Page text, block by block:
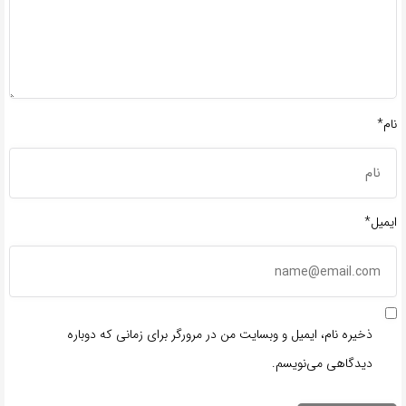
نام*
ایمیل*
ذخیره نام، ایمیل و وبسایت من در مرورگر برای زمانی که دوباره
دیدگاهی می‌نویسم.